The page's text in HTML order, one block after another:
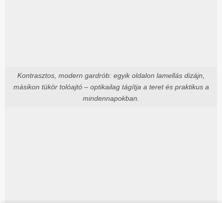
Kontrasztos, modern gardrób: egyik oldalon lamellás dizájn,
másikon tükör tolóajtó – optikailag tágítja a teret és praktikus a
mindennapokban.